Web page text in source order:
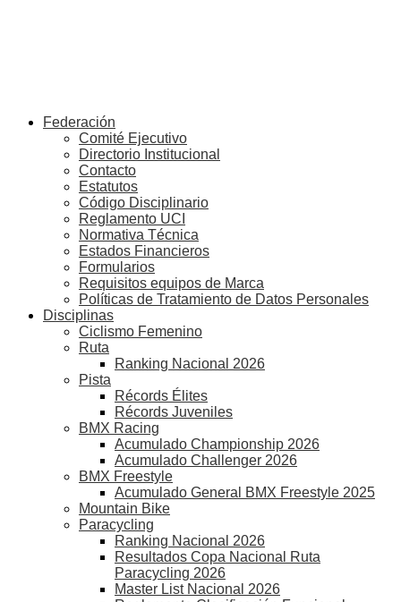
Federación
Comité Ejecutivo
Directorio Institucional
Contacto
Estatutos
Código Disciplinario
Reglamento UCI
Normativa Técnica
Estados Financieros
Formularios
Requisitos equipos de Marca
Políticas de Tratamiento de Datos Personales
Disciplinas
Ciclismo Femenino
Ruta
Ranking Nacional 2026
Pista
Récords Élites
Récords Juveniles
BMX Racing
Acumulado Championship 2026
Acumulado Challenger 2026
BMX Freestyle
Acumulado General BMX Freestyle 2025
Mountain Bike
Paracycling
Ranking Nacional 2026
Resultados Copa Nacional Ruta
Paracycling 2026
Master List Nacional 2026